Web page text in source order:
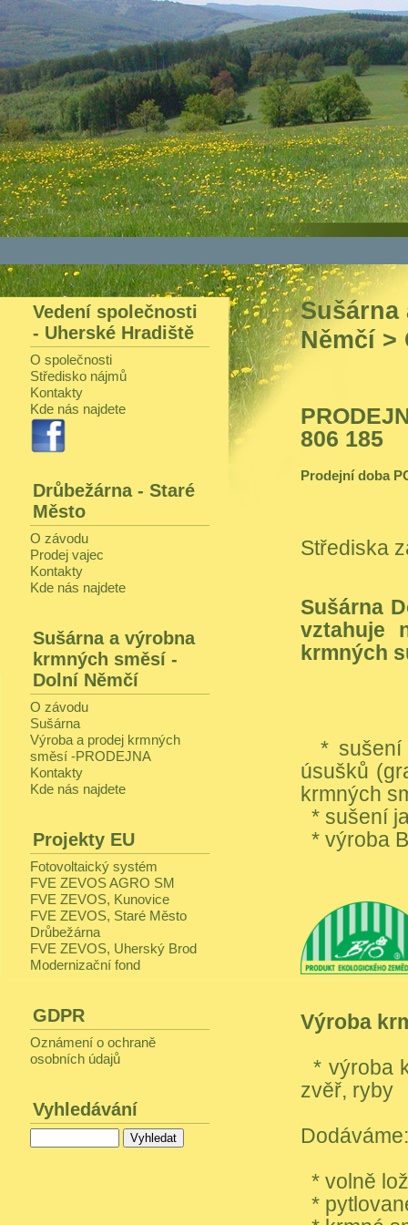
Vedení společnosti
- Uherské Hradiště
O společnosti
Středisko nájmů
Kontakty
Kde nás najdete
Drůbežárna - Staré
Město
O závodu
Prodej vajec
Kontakty
Kde nás najdete
Sušárna a výrobna
krmných směsí -
Dolní Němčí
O závodu
Sušárna
Výroba a prodej krmných
směsí -PRODEJNA
Kontakty
Kde nás najdete
Projekty EU
Fotovoltaický systém
FVE ZEVOS AGRO SM
FVE ZEVOS, Kunovice
FVE ZEVOS, Staré Město
Drůbežárna
FVE ZEVOS, Uherský Brod
Modernizační fond
GDPR
Oznámení o ochraně
osobních údajů
Vyhledávání
Němčí >
806 185
Prodejní doba
Střediska
Sušárna
vztahuje
krmných
* sušení
úsušků
krmných
* sušení
* výroba
Výroba
* výroba
zvěř, ryby
Dodáváme:
* volně
*